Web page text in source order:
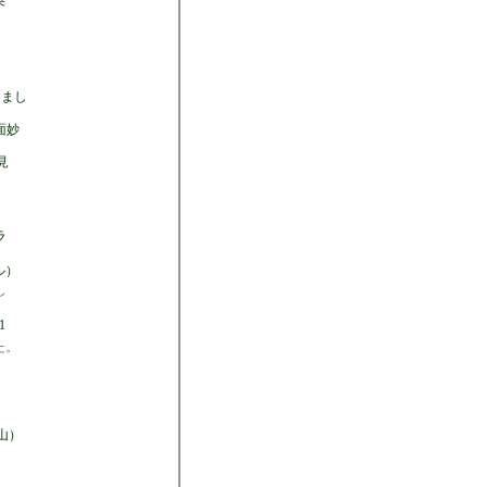
し
妙